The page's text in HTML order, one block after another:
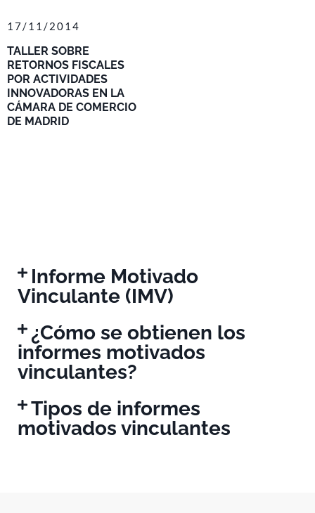
TALLER SOBRE
RETORNOS FISCALES
POR ACTIVIDADES
INNOVADORAS EN LA
CÁMARA DE COMERCIO
DE MADRID
17/11/2014
Informe Motivado
Vinculante (IMV)
¿Cómo se obtienen los
informes motivados
vinculantes?
Tipos de informes
motivados vinculantes